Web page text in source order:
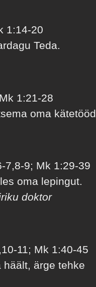
1:14-20
Teda.
1:21-28
oma
7,8-9; Mk 1:29-39
oma lepingut.
doktor
11; Mk 1:40-45
häält, ärge tehke